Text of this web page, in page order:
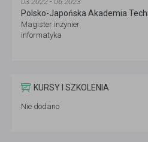
Polsko-Japońska Akademia
Magister inżynier
informatyka
KURSY I SZKOLENIA
Nie dodano